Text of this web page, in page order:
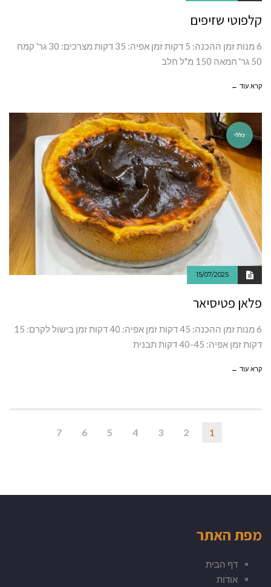
קלפוטי שזיפים
6 מנות זמן ההכנה: 5 דקות זמן אפיה: 35 דקות מצרכים: 30 גר' קמח
50 גר' חמאה 150 מ"ל חלב
קרא עוד ←
כללי
15/07/2025
פלאן פטיסיאר
6 מנות זמן ההכנה: 45 דקות זמן אפיה: 40 דקות זמן בישול לקרם: 15
דקות זמן אפיה: 40-45 דקות תבנית
קרא עוד ←
1
2
3
4
5
6
7
מפת האתר
דף הבית
אודות